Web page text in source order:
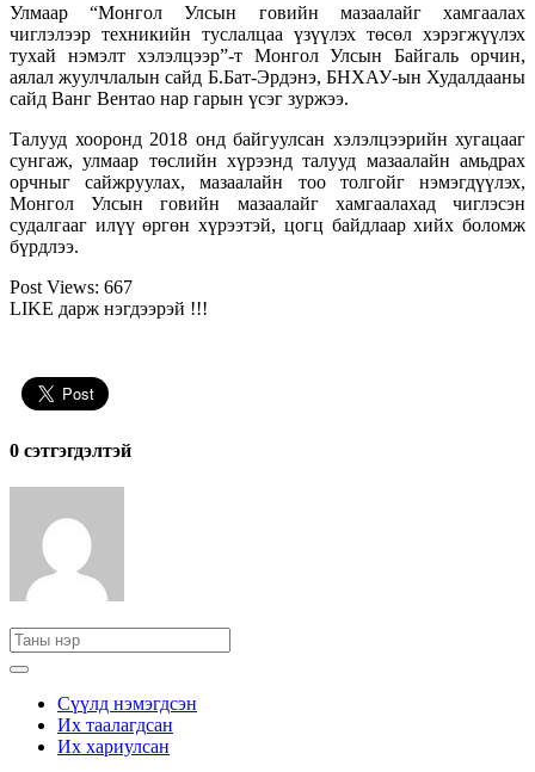
Улмаар “Монгол Улсын говийн мазаалайг хамгаалах
чиглэлээр техникийн туслалцаа үзүүлэх төсөл хэрэгжүүлэх
тухай нэмэлт хэлэлцээр”-т Монгол Улсын Байгаль орчин,
аялал жуулчлалын сайд Б.Бат-Эрдэнэ, БНХАУ-ын Худалдааны
сайд Ванг Вентао нар гарын үсэг зуржээ.
Талууд хооронд 2018 онд байгуулсан хэлэлцээрийн хугацааг
сунгаж, улмаар төслийн хүрээнд талууд мазаалайн амьдрах
орчныг сайжруулах, мазаалайн тоо толгойг нэмэгдүүлэх,
Монгол Улсын говийн мазаалайг хамгаалахад чиглэсэн
судалгааг илүү өргөн хүрээтэй, цогц байдлаар хийх боломж
бүрдлээ.
Post Views: 667
LIKE дарж нэгдээрэй !!!
0 cэтгэгдэлтэй
Сүүлд нэмэгдсэн
Их таалагдсан
Их хариулсан